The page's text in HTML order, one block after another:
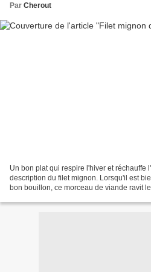
Par Cherout
Un bon plat qui respire l'hiver et réchauffe
description du filet mignon. Lorsqu'il est
bon bouillon, ce morceau de viande ravit